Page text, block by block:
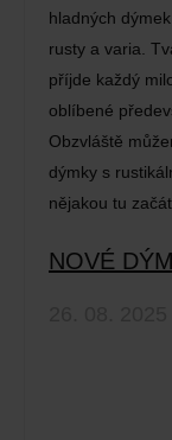
hladných
rusty a varia.
příjde každý
oblíbené
Obzvláště
dýmky s
nějakou tu
NOVÉ